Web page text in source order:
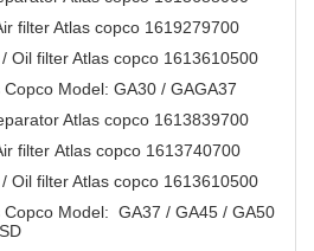
filter Atlas copco 1619279700
Oil filter Atlas copco 1613610500
Copco Model: GA30 / GAGA37
Atlas copco 1613839700
filter Atlas copco 1613740700
Oil filter Atlas copco 1613610500
Copco Model: GA37 / GA45 / GA50